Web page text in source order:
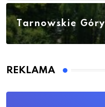
Tarnowskie Góry
REKLAMA